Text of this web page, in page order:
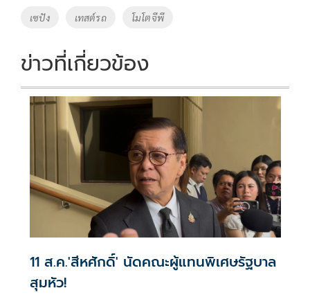
k k
เซปัง เทสต์รถ โมโตจีพี
ข่าวที่เกี่ยวข้อง
11 ส.ค.'สีหศักดิ์' นัดคณะผู้แทน​พิเศษรัฐบาล
สุมหัว!